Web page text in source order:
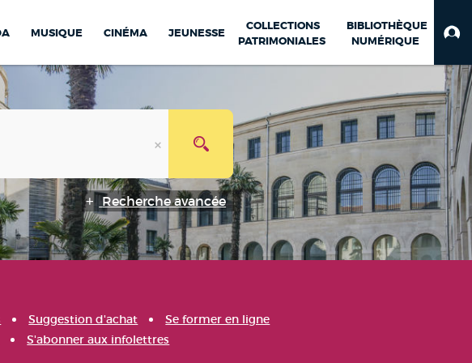
MUSIQUE CINÉMA JEUNESSE
COLLECTIONS
PATRIMONIALES
BIBLIOTHÈQUE
NUMÉRIQUE
Recherche avancée
Suggestion d'achat
Se former en ligne
S'abonner aux infolettres